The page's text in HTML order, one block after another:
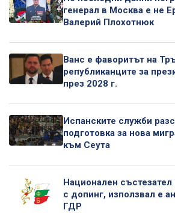
генерал в Москва е не
Валерий Плохотнюк
Ванс е фаворитът на
републиканците за
през 2028 г.
Испанските служби
подготовка за нова
към Сеута
Национален състезател
с допинг, използвал е
ГДР